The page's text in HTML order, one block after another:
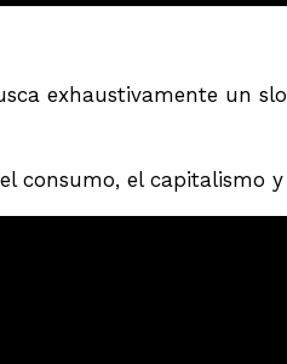
exhaustivamente un
consumo, el capitalismo